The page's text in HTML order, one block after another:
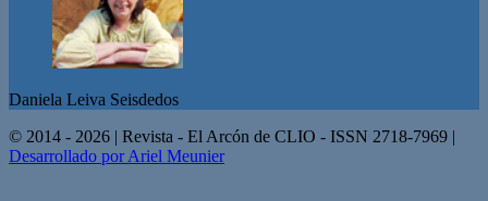
Daniela Leiva Seisdedos
© 2014 - 2026 | Revista - El Arcón de CLIO - ISSN 2718-7969 |
Desarrollado por Ariel Meunier